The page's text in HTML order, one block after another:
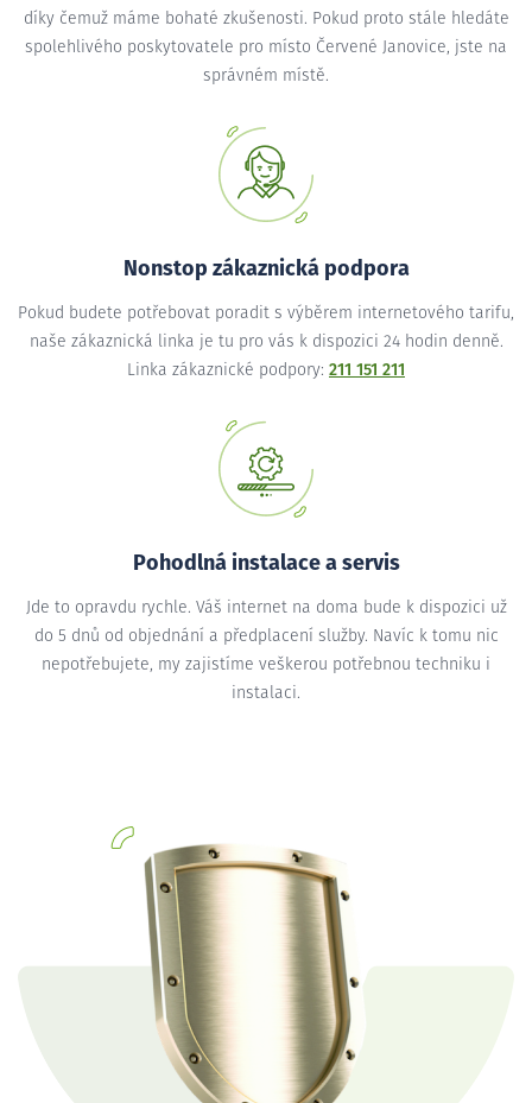
díky čemuž máme bohaté zkušenosti. Pokud proto stále hledáte
spolehlivého poskytovatele pro místo Červené Janovice, jste na
správném místě.
Nonstop zákaznická podpora
Pokud budete potřebovat poradit s výběrem internetového tarifu,
naše zákaznická linka je tu pro vás k dispozici 24 hodin denně.
Linka zákaznické podpory: 211 151 211
Pohodlná instalace a servis
Jde to opravdu rychle. Váš internet na doma bude k dispozici už
do 5 dnů od objednání a předplacení služby. Navíc k tomu nic
nepotřebujete, my zajistíme veškerou potřebnou techniku i
instalaci.